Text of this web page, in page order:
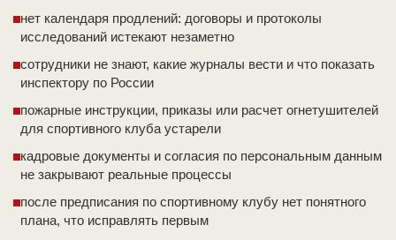
нет календаря продлений: договоры и протоколы
исследований истекают незаметно
сотрудники не знают, какие журналы вести и что показать
инспектору по России
пожарные инструкции, приказы или расчет огнетушителей
для спортивного клуба устарели
кадровые документы и согласия по персональным данным
не закрывают реальные процессы
после предписания по спортивному клубу нет понятного
плана, что исправлять первым